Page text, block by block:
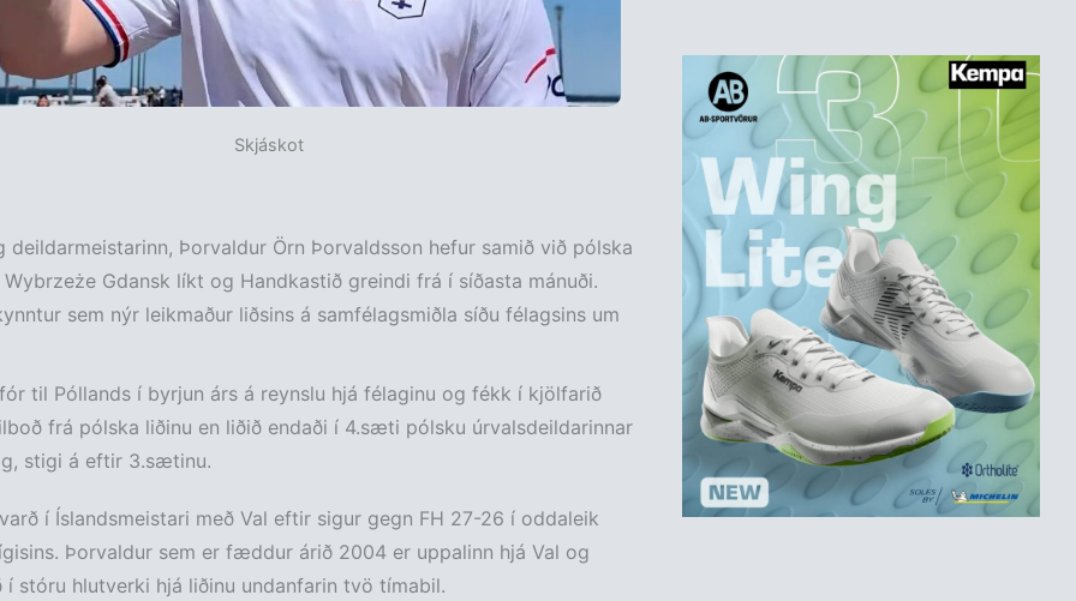
Skjáskot
deildarmeistarinn, Þorvaldur Örn Þorvaldsson hefur samið við pólska
Gdansk líkt og Handkastið greindi frá í síðasta mánuði.
sem nýr leikmaður liðsins á samfélagsmiðla síðu félagsins um
til Póllands í byrjun árs á reynslu hjá félaginu og fékk í kjölfarið
frá pólska liðinu en liðið endaði í 4.sæti pólsku úrvalsdeildarinnar
stigi á eftir 3.sætinu.
í Íslandsmeistari með Val eftir sigur gegn FH 27-26 í oddaleik
Þorvaldur sem er fæddur árið 2004 er uppalinn hjá Val og
í stóru hlutverki hjá liðinu undanfarin tvö tímabil.